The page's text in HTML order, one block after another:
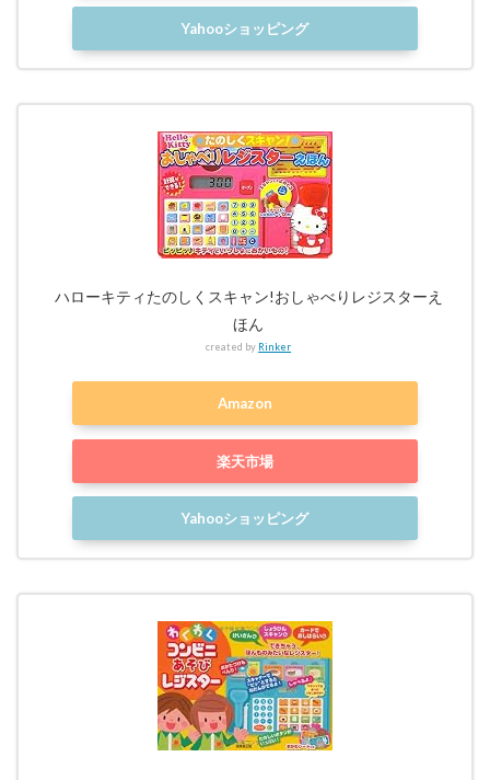
Yahooショッピング
ハローキティたのしくスキャン!おしゃべりレジスターえ
ほん
created by Rinker
Amazon
楽天市場
Yahooショッピング